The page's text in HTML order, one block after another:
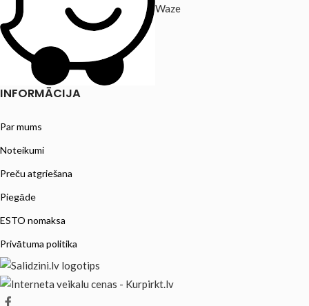
Waze
INFORMĀCIJA
Par mums
Noteikumi
Preču atgriešana
Piegāde
ESTO nomaksa
Privātuma politika